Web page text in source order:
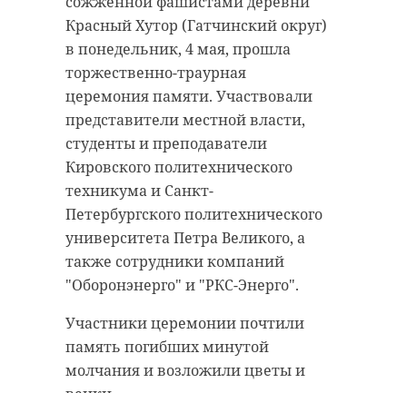
Красный Хутор (Гатчинский округ)
в понедельник, 4 мая, прошла
торжественно-траурная
церемония памяти. Участвовали
представители местной власти,
студенты и преподаватели
Кировского политехнического
техникума и Санкт-
Петербургского политехнического
университета Петра Великого, а
также сотрудники компаний
"Оборонэнерго" и "РКС-Энерго".
Участники церемонии почтили
память погибших минутой
молчания и возложили цветы и